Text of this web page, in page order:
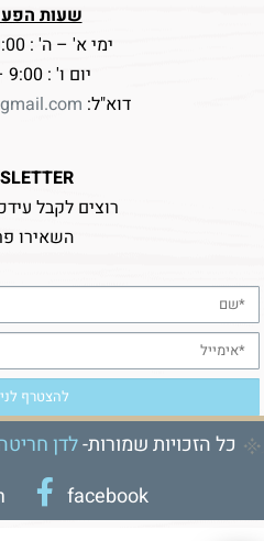
שעות
ימי א' – ה' : 9:00 – 17:00
יום ו' : 9:00 – 13:00
דוא"ל:
רוצים לקבל
השאירו
כל הזכויות שמורות-לדן
facebook